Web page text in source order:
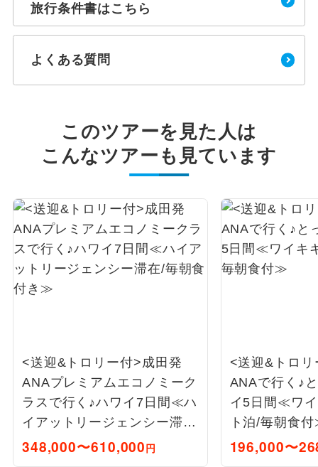
旅行条件書はこちら
よくある質問
このツアーを見た人は
こんなツアーも見ています
<送迎&トロリー付>成田発
ANAプレミアムエコノミーク
ラスで行く♪ハワイ7日間≪ハ
イアットリージェンシー滞
在/毎朝食付き≫
348,000〜610,000円
<送迎&トロ
ANAで行く♪
イ5日間≪ワ
ト泊/毎朝食
196,000〜